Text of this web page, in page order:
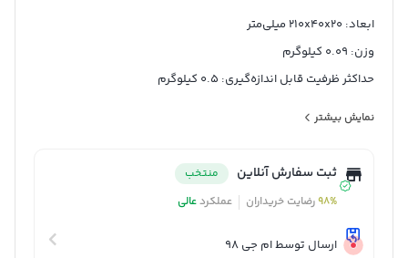
ابعاد: 210x40x20 میلی‌متر
وزن: 0.09 کیلوگرم
حداکثر ظرفیت قابل اندازه‌گیری: 0.5 کیلوگرم
سایر توضیحات: حداقل وزن قابل اندازه گیری : 1 گرم
حداکثر دمای قابل تحمل: 40 درجه سانتیگراد
نمایش بیشتر
ثبت سفارش آنلاین
منتخب
98%رضایت خریداران عملکردعالی
ارسال توسط ام جی 98